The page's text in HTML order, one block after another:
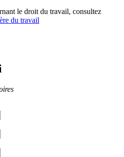
le droit du travail, consultez
du travail